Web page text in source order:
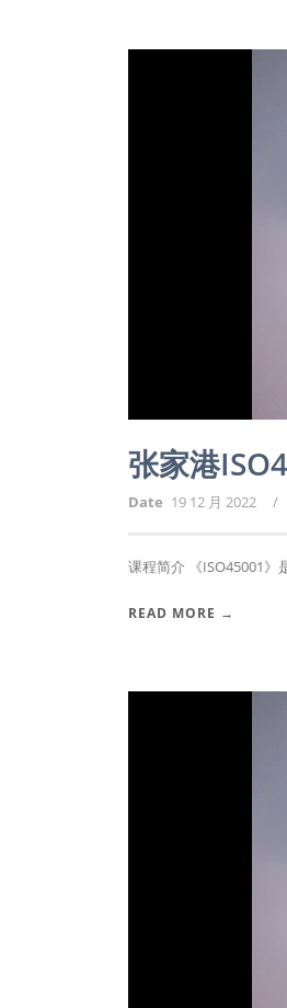
张家港
Date 19 12 月 2022 /
课程简介 《ISO45001》
READ MORE →